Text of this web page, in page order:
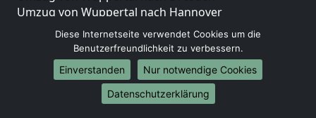
Umzug von Wuppertal nach Hannover
Umzug von Wuppertal nach Nürnberg
Umzug von Wuppertal nach Duisburg
Umzug von Wuppertal nach Bochum
Umzug von Wuppertal nach Wuppertal
Umzug von Wuppertal nach Bielefeld
Diese Internetseite verwendet Cookies um die
Benutzerfreundlichkeit zu verbessern.
Einverstanden
Nur notwendige Cookies
Datenschutzerklärung